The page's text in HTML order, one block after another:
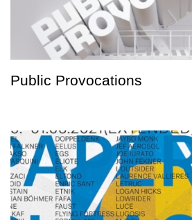
Public Provocations